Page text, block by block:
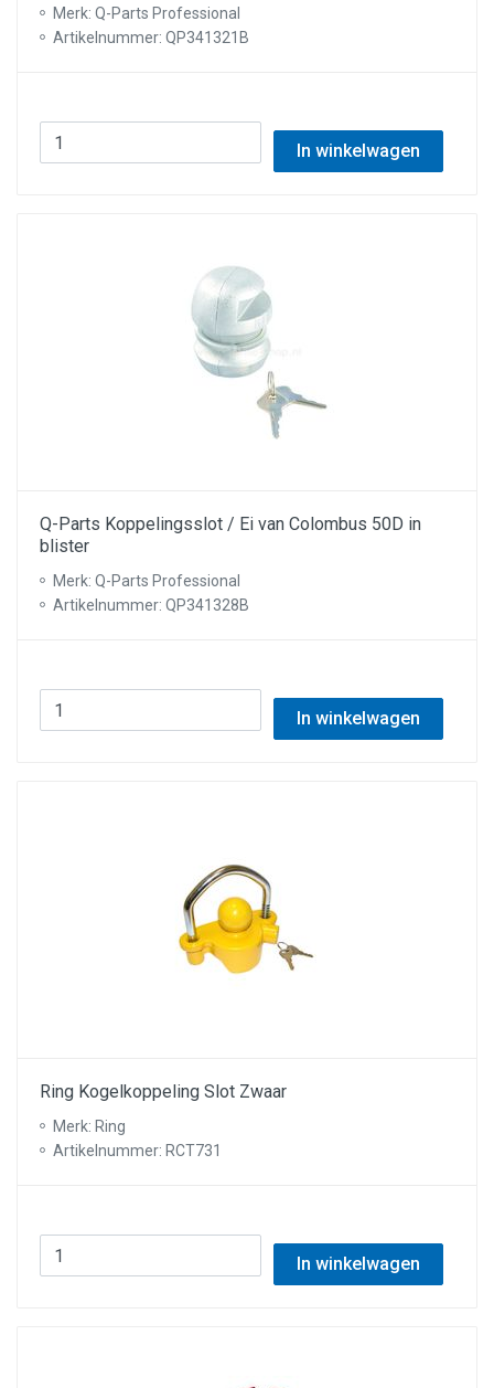
Merk: Q-Parts Professional
Artikelnummer: QP341321B
In winkelwagen
Q-Parts Koppelingsslot / Ei van Colombus 50D in
blister
Merk: Q-Parts Professional
Artikelnummer: QP341328B
In winkelwagen
Ring Kogelkoppeling Slot Zwaar
Merk: Ring
Artikelnummer: RCT731
In winkelwagen